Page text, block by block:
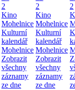
2
Kino
Mohelnice
Kulturní
kalendář
Mohelnice
Zobrazit
všechny
záznamy
ze dne
2
Kino
Mohelnice
Kulturní
kalendář
Mohelnice
Zobrazit
všechny
záznamy
ze dne
2